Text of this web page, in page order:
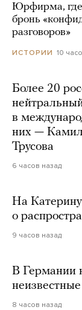
Юрфирма, где
бронь
разговоров»
ИСТОРИИ 10
Более 20
в
них —
Трусова
6 часов назад
На
о
9 часов назад
В Германии
8 часов назад